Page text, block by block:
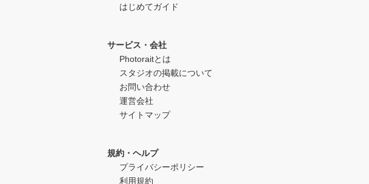
はじめてガイド
サービス・会社
Photoraitとは
スタジオの掲載について
お問い合わせ
運営会社
サイトマップ
規約・ヘルプ
プライバシーポリシー
利用規約